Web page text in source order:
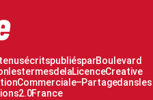
écrits publiés par Boulevard
les termes de la Licence Creative
Commerciale – Partage dans les
2.0 France